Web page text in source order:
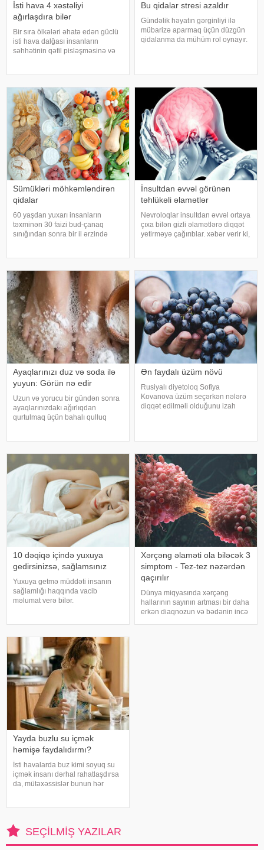
İsti hava 4 xəstəliyi
ağırlaşdıra bilər
Bir sıra ölkələri əhatə edən güclü
isti hava dalğası insanların
səhhətinin qəfil pisləşməsinə və
günvurma riski yaratmır. xarici
mediay
Bu qidalar stresi azaldır
Gündəlik həyatın gərginliyi ilə
mübarizə aparmaq üçün düzgün
qidalanma da mühüm rol oynayır.
bilər
Sümükləri möhkəmləndirən
qidalar
60 yaşdan yuxarı insanların
təxminən 30 faizi bud-çanaq
sınığından sonra bir il ərzində
riskini azaltmaq üçün kalsium, D
vitamini, zülal
İnsultdan əvvəl görünən
təhlükəli əlamətlər
Nevroloqlar insultdan əvvəl ortaya
çıxa bilən gizli əlamətlərə diqqət
yetirməyə çağırıblar. xəbər verir ki,
verə bilər. Lakin b
Ayaqlarınızı duz və soda ilə
yuyun: Görün nə edir
Uzun və yorucu bir gündən sonra
ayaqlarınızdakı ağırlıqdan
qurtulmaq üçün bahalı qulluq
bilərsiniz. xəbər verir ki, çox vax
Ən faydalı üzüm növü
Rusiyalı diyetoloq Sofiya
Kovanova üzüm seçərkən nələrə
diqqət edilməli olduğunu izah
rəngdə olan üzüm sortlar
10 dəqiqə içində yuxuya
gedirsinizsə, sağlamsınız
Yuxuya getmə müddəti insanın
sağlamlığı haqqında vacib
məlumat verə bilər.
üzrə mütəxəssis Mişel Drerupun
sözlərinə görə
Xərçəng əlaməti ola biləcək 3
simptom - Tez-tez nəzərdən
qaçırılır
Dünya miqyasında xərçəng
hallarının sayının artması bir daha
erkən diaqnozun və bədənin incə
Yayda buzlu su içmək
həmişə faydalıdırmı?
İsti havalarda buz kimi soyuq su
içmək insanı dərhal rahatlaşdırsa
da, mütəxəssislər bunun hər
SEÇILMIŞ YAZILAR